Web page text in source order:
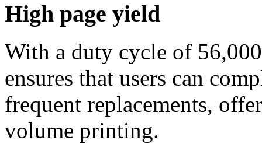
High page yield
With a duty cycle of
ensures that users can
frequent replacements,
volume printing.